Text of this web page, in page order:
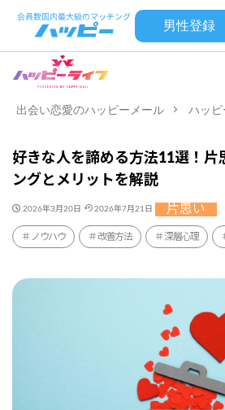
男性登録
出会い恋愛のハッピーメール ハッピ
好きな人を諦める方法11選！片
ングとメリットを解説
2026年3月20日 2026年7月21日 片思い
ノウハウ 改善方法 深層心理